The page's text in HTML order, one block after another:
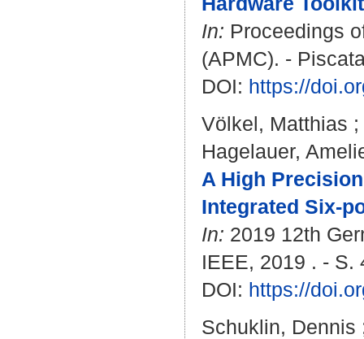
In: Proceedings
(APMC). -
DOI: https://
Völkel, Matthias ;
Hagelauer,
A High
Integrated Six-
In: 2019 12th
IEEE, 2019 . - S.
DOI: https://
Schuklin, Dennis